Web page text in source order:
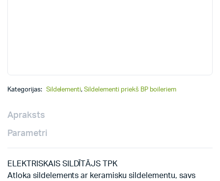
Kategorijas: Sildelementi,Sildelementi priekš BP boileriem
Apraksts
Parametri
ELEKTRISKAIS SILDĪTĀJS TPK
Atloka sildelements ar keramisku sildelementu, savs